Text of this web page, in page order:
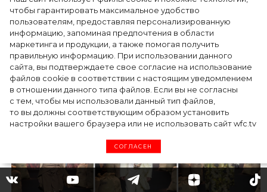
чтобы гарантировать максимальное удобство
пользователям, предоставляя персонализированную
информацию, запоминая предпочтения в области
маркетинга и продукции, а также помогая получить
правильную информацию. При использовании данного
сайта, вы подтверждаете свое согласие на использование
файлов cookie в соответствии с настоящим уведомлением
в отношении данного типа файлов. Если вы не согласны
с тем, чтобы мы использовали данный тип файлов,
то вы должны соответствующим образом установить
настройки вашего браузера или не использовать сайт wfc.tv
СОГЛАСЕН
драпировка, деликатные вкрапления в
виде цветов и гармонично вписанные
акценты, напоминающие колосья
пшеницы, выступили отличным
завершающим штрихом.